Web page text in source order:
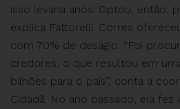
isso levaria anos. Optou, então,
explica Fattorelli. Correa
com 70% de deságio. “Foi
credores, o que resultou em
bilhões para o país”, conta a
Cidadã. No ano passado, ela fez